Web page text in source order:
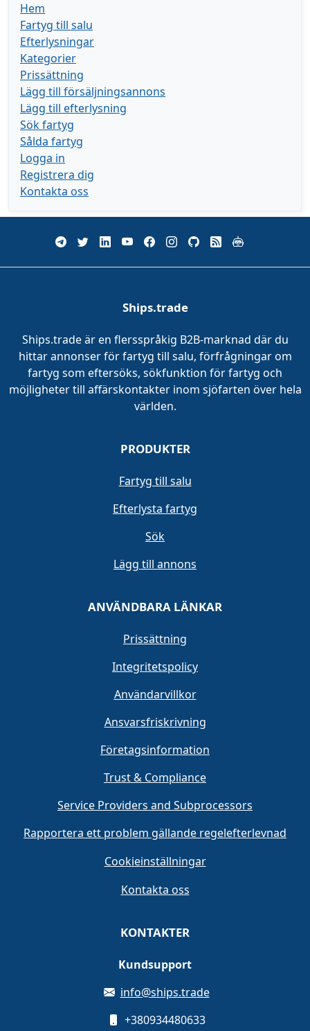
Hem
Fartyg till salu
Efterlysningar
Kategorier
Prissättning
Lägg till försäljningsannons
Lägg till efterlysning
Sök fartyg
Sålda fartyg
Logga in
Registrera dig
Kontakta oss
Ships.trade
Ships.trade är en flersspråkig B2B-marknad där du
hittar annonser för fartyg till salu, förfrågningar om
fartyg som eftersöks, sökfunktion för fartyg och
möjligheter till affärskontakter inom sjöfarten över hela
världen.
PRODUKTER
Fartyg till salu
Efterlysta fartyg
Sök
Lägg till annons
ANVÄNDBARA LÄNKAR
Prissättning
Integritetspolicy
Användarvillkor
Ansvarsfriskrivning
Företagsinformation
Trust & Compliance
Service Providers and Subprocessors
Rapportera ett problem gällande regelefterlevnad
Cookieinställningar
Kontakta oss
KONTAKTER
Kundsupport
info@ships.trade
+380934480633